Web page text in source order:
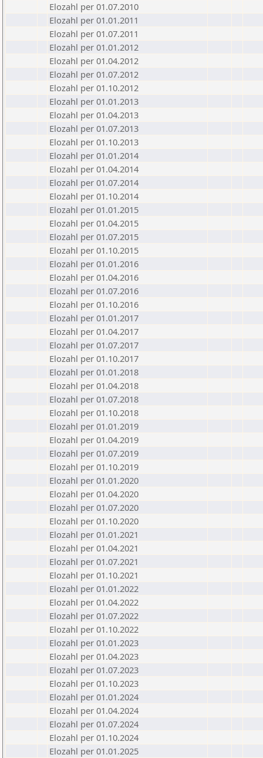
Elozahl per 01.07.2010
Elozahl per 01.01.2011
Elozahl per 01.07.2011
Elozahl per 01.01.2012
Elozahl per 01.04.2012
Elozahl per 01.07.2012
Elozahl per 01.10.2012
Elozahl per 01.01.2013
Elozahl per 01.04.2013
Elozahl per 01.07.2013
Elozahl per 01.10.2013
Elozahl per 01.01.2014
Elozahl per 01.04.2014
Elozahl per 01.07.2014
Elozahl per 01.10.2014
Elozahl per 01.01.2015
Elozahl per 01.04.2015
Elozahl per 01.07.2015
Elozahl per 01.10.2015
Elozahl per 01.01.2016
Elozahl per 01.04.2016
Elozahl per 01.07.2016
Elozahl per 01.10.2016
Elozahl per 01.01.2017
Elozahl per 01.04.2017
Elozahl per 01.07.2017
Elozahl per 01.10.2017
Elozahl per 01.01.2018
Elozahl per 01.04.2018
Elozahl per 01.07.2018
Elozahl per 01.10.2018
Elozahl per 01.01.2019
Elozahl per 01.04.2019
Elozahl per 01.07.2019
Elozahl per 01.10.2019
Elozahl per 01.01.2020
Elozahl per 01.04.2020
Elozahl per 01.07.2020
Elozahl per 01.10.2020
Elozahl per 01.01.2021
Elozahl per 01.04.2021
Elozahl per 01.07.2021
Elozahl per 01.10.2021
Elozahl per 01.01.2022
Elozahl per 01.04.2022
Elozahl per 01.07.2022
Elozahl per 01.10.2022
Elozahl per 01.01.2023
Elozahl per 01.04.2023
Elozahl per 01.07.2023
Elozahl per 01.10.2023
Elozahl per 01.01.2024
Elozahl per 01.04.2024
Elozahl per 01.07.2024
Elozahl per 01.10.2024
Elozahl per 01.01.2025